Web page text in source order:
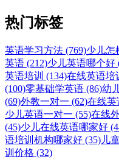
热门标签
英语学习方法 (769)少儿怎
英语 (212)少儿英语哪个好
英语培训 (134)在线英语培
(100)零基础学英语 (86)幼
(69)外教一对一 (62)在线英
少儿英语一对一 (55)在线
(45)少儿在线英语哪家好
语培训机构哪家好 (35) 儿
训价格 (32)